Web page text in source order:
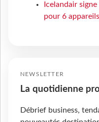
Icelandair
pour 6
NEWSLETTER
La quotidienne
Débrief business,